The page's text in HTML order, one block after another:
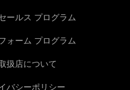
ールス プログラム
ォーム プログラム
扱店について
バシーポリシー